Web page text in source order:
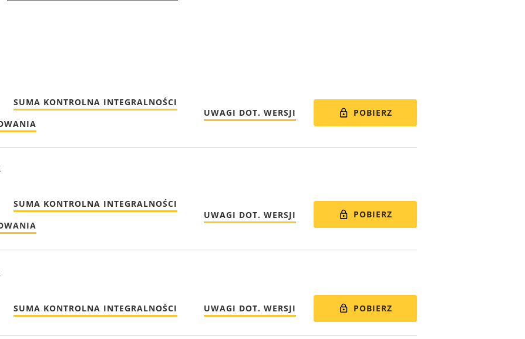
SUMA KONTROLNA INTEGRALNOŚCI
UWAGI DOT. WERSJI POBIERZ
SUMA KONTROLNA INTEGRALNOŚCI
UWAGI DOT. WERSJI POBIERZ
SUMA KONTROLNA INTEGRALNOŚCI UWAGI DOT. WERSJI POBIERZ